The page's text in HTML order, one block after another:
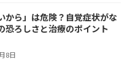
から」は危険？自覚症状がな
恐ろしさと治療のポイント
8日